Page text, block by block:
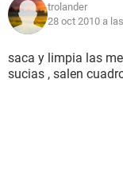
trolander
28 oct 2010 a
saca y limpia las
sucias , salen